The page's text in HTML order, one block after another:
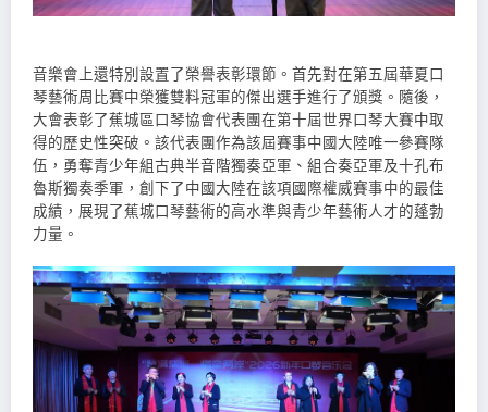
音樂會上還特別設置了榮譽表彰環節。首先對在第五屆華夏口
琴藝術周比賽中榮獲雙料冠軍的傑出選手進行了頒獎。隨後，
大會表彰了蕉城區口琴協會代表團在第十屆世界口琴大賽中取
得的歷史性突破。該代表團作為該屆賽事中國大陸唯一參賽隊
伍，勇奪青少年組古典半音階獨奏亞軍、組合奏亞軍及十孔布
魯斯獨奏季軍，創下了中國大陸在該項國際權威賽事中的最佳
成績，展現了蕉城口琴藝術的高水準與青少年藝術人才的蓬勃
力量。